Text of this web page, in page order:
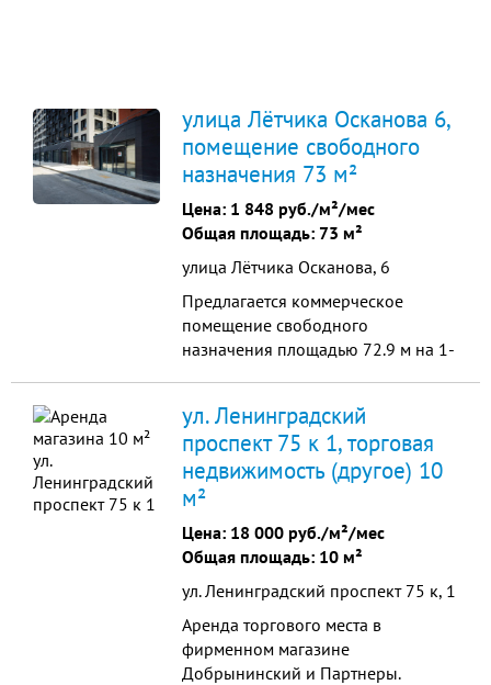
улица Лётчика Осканова 6,
помещение свободного
назначения 73 м²
Цена: 1 848 руб./м²/мес
Общая площадь: 73 м²
улица Лётчика Осканова, 6
Предлагается коммерческое
помещение свободного
назначения площадью 72.9 м на 1-
сможете создать интерьер под свой
бренд. Высота потолков 3.3 м.
Подключены водоснабжение и
электроснабжение (выделенная
планировка подх...
ул. Ленинградский
проспект 75 к 1, торговая
недвижимость (другое) 10
м²
Цена: 18 000 руб./м²/мес
Общая площадь: 10 м²
ул. Ленинградский проспект 75 к, 1
Аренда торгового места в
фирменном магазине
Добрынинский и Партнеры.